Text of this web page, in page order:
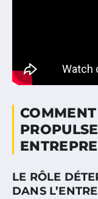
LE RÔLE
DANS